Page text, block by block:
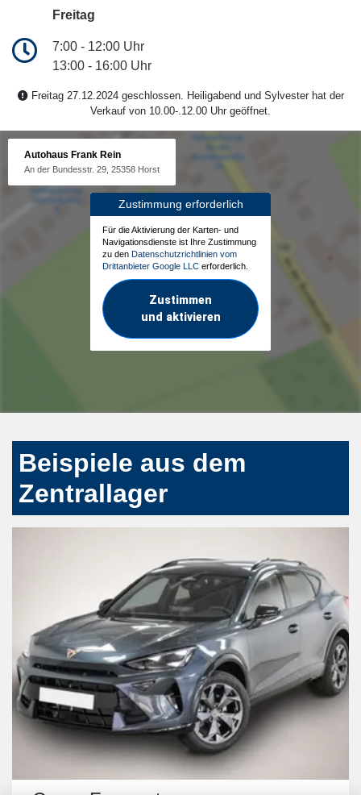
Freitag
7:00 - 12:00 Uhr
13:00 - 16:00 Uhr
Freitag 27.12.2024 geschlossen. Heiligabend und Sylvester hat der
Verkauf von 10.00-.12.00 Uhr geöffnet.
Autohaus Frank Rein
An der Bundesstr. 29, 25358 Horst
Zustimmung erforderlich
Für die Aktivierung der Karten- und
Navigationsdienste ist Ihre Zustimmung
zu den Datenschutzrichtlinien vom
Drittanbieter Google LLC erforderlich.
Zustimmen
und aktivieren
Beispiele aus dem
Zentrallager